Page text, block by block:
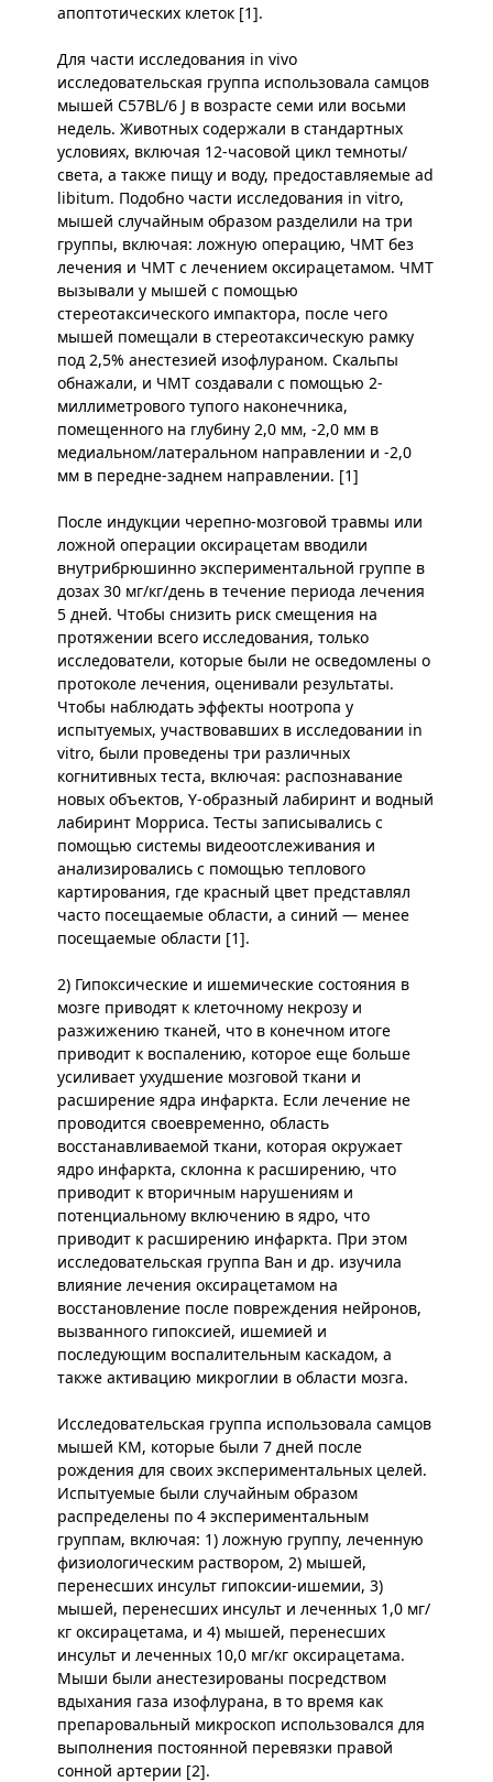
апоптотических клеток [1].
Для части исследования in vivo
исследовательская группа использовала самцов
мышей C57BL/6 J в возрасте семи или восьми
недель. Животных содержали в стандартных
условиях, включая 12-часовой цикл темноты/
света, а также пищу и воду, предоставляемые ad
libitum. Подобно части исследования in vitro,
мышей случайным образом разделили на три
группы, включая: ложную операцию, ЧМТ без
лечения и ЧМТ с лечением оксирацетамом. ЧМТ
вызывали у мышей с помощью
стереотаксического импактора, после чего
мышей помещали в стереотаксическую рамку
под 2,5% анестезией изофлураном. Скальпы
обнажали, и ЧМТ создавали с помощью 2-
миллиметрового тупого наконечника,
помещенного на глубину 2,0 мм, -2,0 мм в
медиальном/латеральном направлении и -2,0
мм в передне-заднем направлении. [1]
После индукции черепно-мозговой травмы или
ложной операции оксирацетам вводили
внутрибрюшинно экспериментальной группе в
дозах 30 мг/кг/день в течение периода лечения
5 дней. Чтобы снизить риск смещения на
протяжении всего исследования, только
исследователи, которые были не осведомлены о
протоколе лечения, оценивали результаты.
Чтобы наблюдать эффекты ноотропа у
испытуемых, участвовавших в исследовании in
vitro, были проведены три различных
когнитивных теста, включая: распознавание
новых объектов, Y-образный лабиринт и водный
лабиринт Морриса. Тесты записывались с
помощью системы видеоотслеживания и
анализировались с помощью теплового
картирования, где красный цвет представлял
часто посещаемые области, а синий — менее
посещаемые области [1].
2) Гипоксические и ишемические состояния в
мозге приводят к клеточному некрозу и
разжижению тканей, что в конечном итоге
приводит к воспалению, которое еще больше
усиливает ухудшение мозговой ткани и
расширение ядра инфаркта. Если лечение не
проводится своевременно, область
восстанавливаемой ткани, которая окружает
ядро инфаркта, склонна к расширению, что
приводит к вторичным нарушениям и
потенциальному включению в ядро, что
приводит к расширению инфаркта. При этом
исследовательская группа Ван и др. изучила
влияние лечения оксирацетамом на
восстановление после повреждения нейронов,
вызванного гипоксией, ишемией и
последующим воспалительным каскадом, а
также активацию микроглии в области мозга.
Исследовательская группа использовала самцов
мышей KM, которые были 7 дней после
рождения для своих экспериментальных целей.
Испытуемые были случайным образом
распределены по 4 экспериментальным
группам, включая: 1) ложную группу, леченную
физиологическим раствором, 2) мышей,
перенесших инсульт гипоксии-ишемии, 3)
мышей, перенесших инсульт и леченных 1,0 мг/
кг оксирацетама, и 4) мышей, перенесших
инсульт и леченных 10,0 мг/кг оксирацетама.
Мыши были анестезированы посредством
вдыхания газа изофлурана, в то время как
препаровальный микроскоп использовался для
выполнения постоянной перевязки правой
сонной артерии [2].